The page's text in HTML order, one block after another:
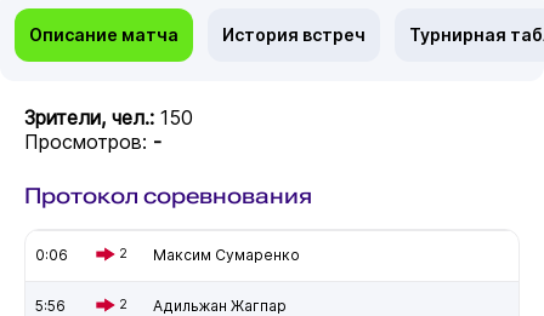
Описание матча История встреч Турнирная
Зрители, чел.: 150
Просмотров: -
Протокол соревнования
0:06 2 Максим Сумаренко
5:56 2 Адильжан Жагпар